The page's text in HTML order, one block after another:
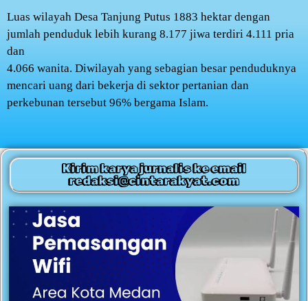
Luas wilayah Desa Tanjung Putus 1883 hektar dengan
jumlah penduduk lebih kurang 8.177 jiwa terdiri 4.111 pria
dan
4.066 wanita. Diwilayah yang sebagian besar penduduknya
mencari uang dari bekerja di sektor pertanian dan
perkebunan tersebut 96% bergama Islam.
Kirim karya jurnalis ke email
redaksi@cintarakyat.com